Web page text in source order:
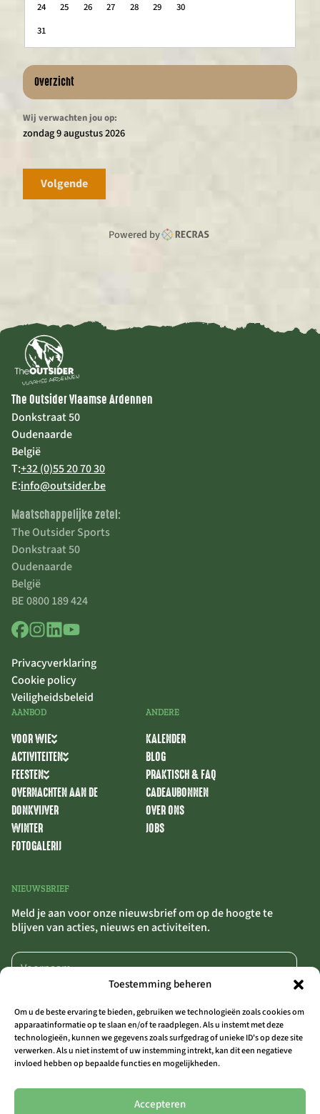
Toestemming beheren
Om u de beste ervaring te bieden, gebruiken we technologieën zoals cookies om
apparaatinformatie op te slaan en/of te raadplegen. Als u instemt met deze
technologieën, kunnen we gegevens zoals surfgedrag of unieke ID's op deze site
verwerken. Als u niet instemt of uw instemming intrekt, kan dit een negatieve
invloed hebben op bepaalde functies en mogelijkheden.
Accepteren
24
25 26 27 28 29
30
31
Volgende
Overzicht
Wij verwachten jou op:
zondag 9 augustus 2026
Powered by
The Outsider Vlaamse Ardennen
Donkstraat 50
Oudenaarde
België
T:+32 (0)55 20 70 30
E:info@outsider.be
Maatschappelijke zetel:
The Outsider Sports
Donkstraat 50
Oudenaarde
België
BE 0800 189 424
Privacyverklaring
Cookie policy
Veiligheidsbeleid
AANBOD
VOOR WIE
ACTIVITEITEN
FEESTEN
OVERNACHTEN AAN DE
DONKVIJVER
WINTER
FOTOGALERIJ
ANDERE
KALENDER
BLOG
PRAKTISCH & FAQ
CADEAUBONNEN
OVER ONS
JOBS
NIEUWSBRIEF
Meld je aan voor onze nieuwsbrief om op de hoogte te
blijven van acties, nieuws en activiteiten.
algemene voorwaarden.
AANMELDEN>>